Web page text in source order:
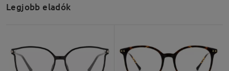
Legjobb eladók